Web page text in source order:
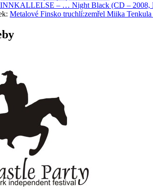
– … Night Black (CD – 2008,
: Metalové Finsko truchlí:zemřel Miika